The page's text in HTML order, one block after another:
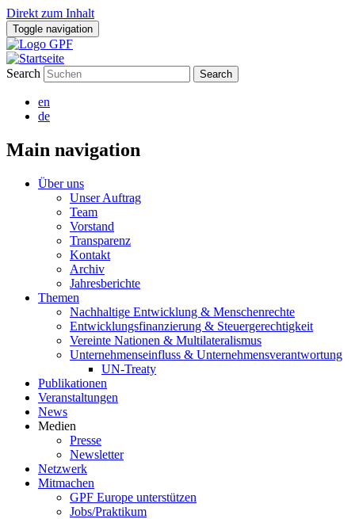
Direkt zum Inhalt
Toggle navigation
Search
en
de
Main navigation
Über uns
Unser Auftrag
Team
Vorstand
Transparenz
Kontakt
Archiv
Jahresberichte
Themen
Nachhaltige Entwicklung & Menschenrechte
Entwicklungsfinanzierung & Steuergerechtigkeit
Vereinte Nationen & Multilateralismus
Unternehmenseinfluss & Unternehmensverantwortung
UN-Treaty
Publikationen
Veranstaltungen
News
Medien
Presse
Newsletter
Netzwerk
Mitmachen
GPF Europe unterstützen
Jobs/Praktikum